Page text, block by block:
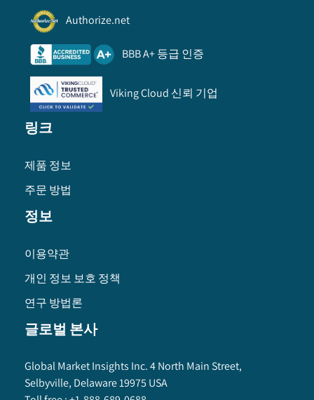
Authorize.net
BBB A+ 등급 인증
Viking Cloud 신뢰 기업
링크
제품 정보
주문 방법
정보
이용약관
개인 정보 보호 정책
연구 방법론
글로벌 본사
Global Market Insights Inc. 4 North Main Street,
Selbyville, Delaware 19975 USA